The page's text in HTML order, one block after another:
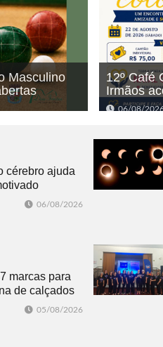
Masculino
12º Café
Irmãos
06/08/
cérebro ajuda
06/08/2026
marcas para
de calçados
05/08/2026